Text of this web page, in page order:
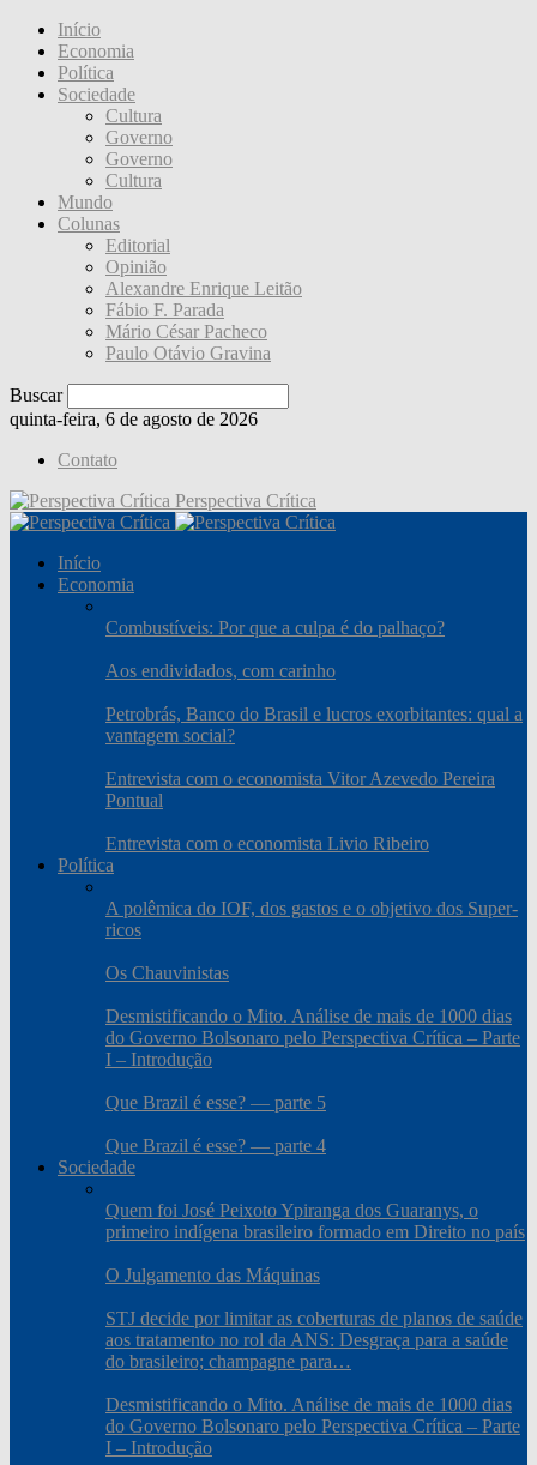
Início
Economia
Política
Sociedade
Cultura
Governo
Governo
Cultura
Mundo
Colunas
Editorial
Opinião
Alexandre Enrique Leitão
Fábio F. Parada
Mário César Pacheco
Paulo Otávio Gravina
Buscar
quinta-feira, 6 de agosto de 2026
Contato
Perspectiva Crítica
Início
Economia
Combustíveis: Por que a culpa é do palhaço?
Aos endividados, com carinho
Petrobrás, Banco do Brasil e lucros exorbitantes: qual a
vantagem social?
Entrevista com o economista Vitor Azevedo Pereira
Pontual
Entrevista com o economista Livio Ribeiro
Política
A polêmica do IOF, dos gastos e o objetivo dos Super-
ricos
Os Chauvinistas
Desmistificando o Mito. Análise de mais de 1000 dias
do Governo Bolsonaro pelo Perspectiva Crítica – Parte
I – Introdução
Que Brazil é esse? — parte 5
Que Brazil é esse? — parte 4
Sociedade
Quem foi José Peixoto Ypiranga dos Guaranys, o
primeiro indígena brasileiro formado em Direito no país
O Julgamento das Máquinas
STJ decide por limitar as coberturas de planos de saúde
aos tratamento no rol da ANS: Desgraça para a saúde
do brasileiro; champagne para…
Desmistificando o Mito. Análise de mais de 1000 dias
do Governo Bolsonaro pelo Perspectiva Crítica – Parte
I – Introdução